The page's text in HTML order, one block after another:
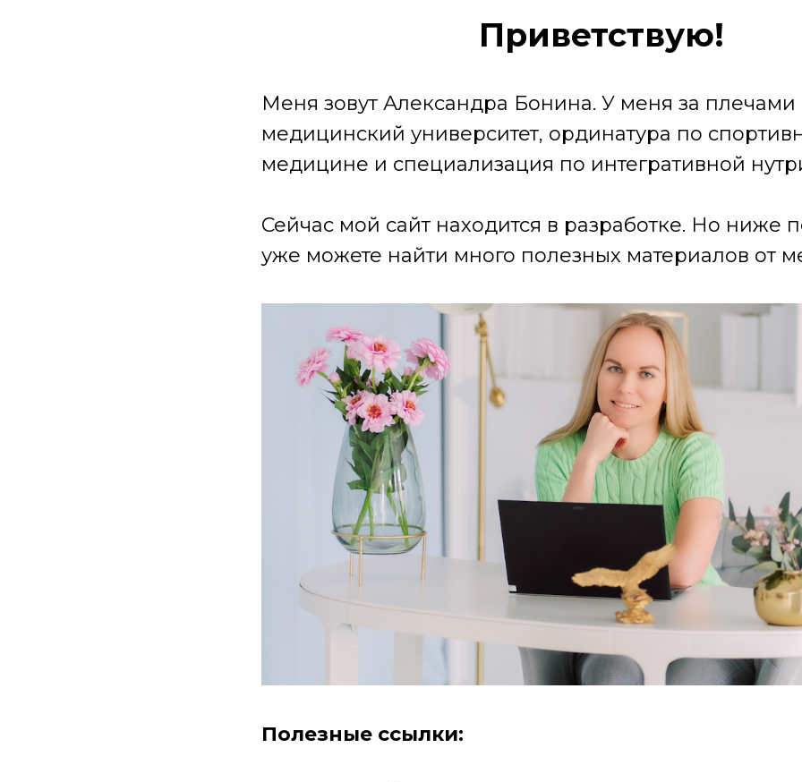
Приветствую!
Меня зовут Александра Бонина. У меня за плечами
медицинский университет, ординатура по
медицине и специализация по интегративной
Сейчас мой сайт находится в разработке. Но ниже
уже можете найти много полезных материалов от
Полезные ссылки: